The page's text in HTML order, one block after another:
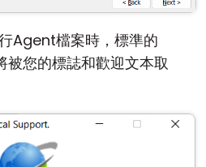
Agent檔案時，標準的
您的標誌和歡迎文本取